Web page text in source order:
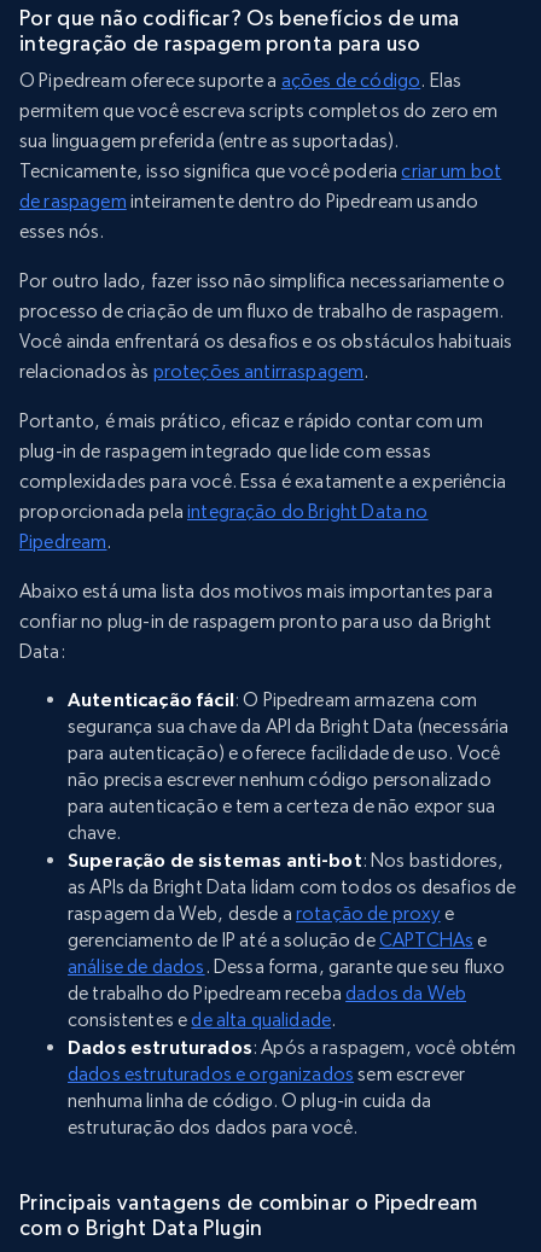
Por que não codificar? Os benefícios de uma
integração de raspagem pronta para uso
O Pipedream oferece suporte a ações de código. Elas
permitem que você escreva scripts completos do zero em
sua linguagem preferida (entre as suportadas).
Tecnicamente, isso significa que você poderiacriar um bot
de raspagem inteiramente dentro do Pipedream usando
esses nós.
Por outro lado, fazer isso não simplifica necessariamente o
processo de criação de um fluxo de trabalho de raspagem.
Você ainda enfrentará os desafios e os obstáculos habituais
relacionados às proteções antirraspagem.
Portanto, é mais prático, eficaz e rápido contar com um
plug-in de raspagem integrado que lide com essas
complexidades para você. Essa é exatamente a experiência
proporcionada pelaintegração do Bright Data no
Pipedream.
Abaixo está uma lista dos motivos mais importantes para
confiar no plug-in de raspagem pronto para uso da Bright
Data:
Autenticação fácil: O Pipedream armazena com
segurança sua chave da API da Bright Data (necessária
para autenticação) e oferece facilidade de uso. Você
não precisa escrever nenhum código personalizado
para autenticação e tem a certeza de não expor sua
chave.
Superação de sistemas anti-bot: Nos bastidores,
as APIs da Bright Data lidam com todos os desafios de
raspagem da Web, desde arotação de proxye
gerenciamento de IP até a solução deCAPTCHAs e
análise de dados . Dessa forma, garante que seu fluxo
de trabalho do Pipedream recebadados da Web
consistentes ede alta qualidade.
Dados estruturados: Após a raspagem, você obtém
dados estruturados e organizados sem escrever
nenhuma linha de código. O plug-in cuida da
estruturação dos dados para você.
Principais vantagens de combinar o Pipedream
com o Bright Data Plugin